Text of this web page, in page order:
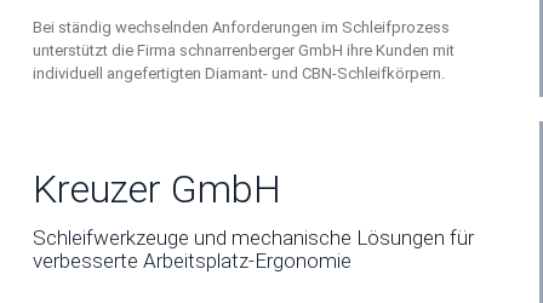
Bei ständig wechselnden Anforderungen im Schleifprozess
unterstützt die Firma schnarrenberger GmbH ihre Kunden mit
individuell angefertigten Diamant- und CBN-Schleifkörpern.
Kreuzer GmbH
Schleifwerkzeuge und mechanische Lösungen für
verbesserte Arbeitsplatz-Ergonomie